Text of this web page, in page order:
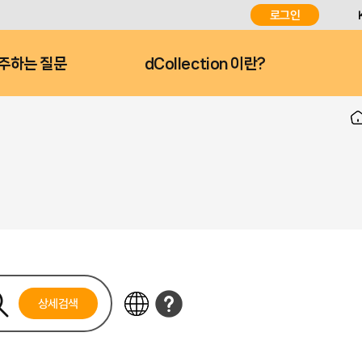
로그인
하는 질문 dCollection 이란?
상세검색